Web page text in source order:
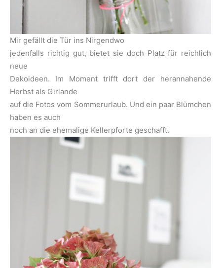
Mir gefällt die Tür ins Nirgendwo
jedenfalls richtig gut, bietet sie doch Platz für reichlich
neue
Dekoideen. Im Moment trifft dort der herannahende
Herbst als Girlande
auf die Fotos vom Sommerurlaub. Und ein paar Blümchen
haben es auch
noch an die ehemalige Kellerpforte geschafft.